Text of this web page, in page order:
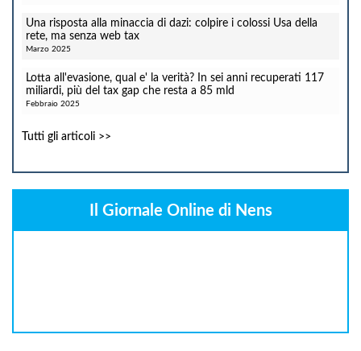
Una risposta alla minaccia di dazi: colpire i colossi Usa della
rete, ma senza web tax
Marzo 2025
Lotta all'evasione, qual e' la verità? In sei anni recuperati 117
miliardi, più del tax gap che resta a 85 mld
Febbraio 2025
Tutti gli articoli >>
Il Giornale Online di Nens